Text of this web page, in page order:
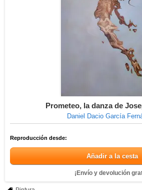
Prometeo, la danza de
Daniel Dacio García
Reproducción desde:
Añadir a la cesta
¡Envío y devolución